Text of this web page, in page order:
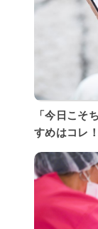
「今日こそ
すめはコレ！